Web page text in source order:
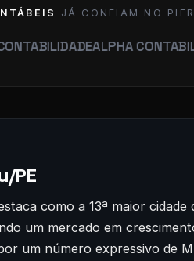
JÁ CONFIAM NO PIER
ALPHA CONTABILIDADE
PE
como a 13ª maior cidade
um mercado em
um número expressivo de